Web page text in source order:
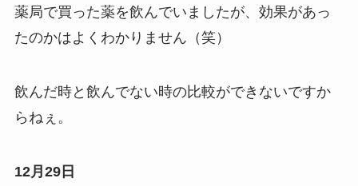
薬局で買った薬を飲んでいましたが、効果があっ
たのかはよくわかりません（笑）
飲んだ時と飲んでない時の比較ができないですか
らねぇ。
12月29日